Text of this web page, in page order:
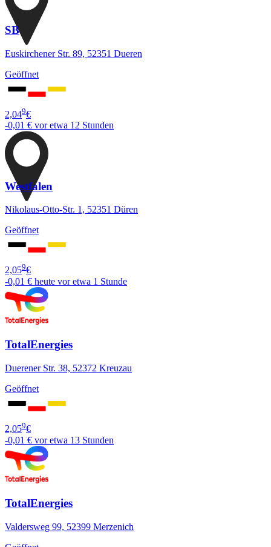
SB
Euskirchener Str. 89, 52351 Dueren
Geöffnet
2,049€
-0,01 € vor etwa 12 Stunden
Westfalen
Nikolaus-Otto-Str. 1, 52351 Düren
Geöffnet
2,059€
-0,01 € heute vor etwa 1 Stunde
TotalEnergies
Duerener Str. 38, 52372 Kreuzau
Geöffnet
2,059€
-0,01 € vor etwa 13 Stunden
TotalEnergies
Valdersweg 99, 52399 Merzenich